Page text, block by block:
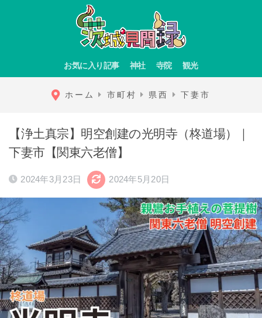
お気に入り記事 神社 寺院 観光
ホーム 市町村 県西 下妻市
【浄土真宗】明空創建の光明寺（柊道場）｜
下妻市【関東六老僧】
2024年3月23日 2024年5月20日